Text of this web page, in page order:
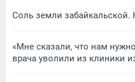
Соль земли
«Мне сказали, что нам
врача уволили из клиники